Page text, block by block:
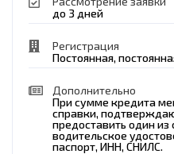
до 3 дней
Регистрация
Постоянная,
Дополнительно
При сумме кредита
справки,
предоставить один
водительское
паспорт, ИНН, СНИЛС.